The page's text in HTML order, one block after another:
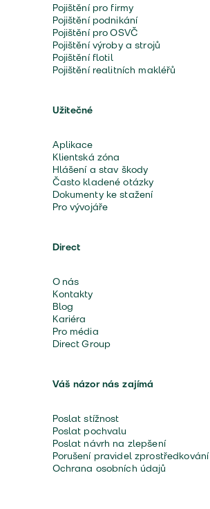
Pojištění pro firmy
Pojištění podnikání
Pojištění pro OSVČ
Pojištění výroby a strojů
Pojištění flotil
Pojištění realitních makléřů
Užitečné
Aplikace
Klientská zóna
Hlášení a stav škody
Často kladené otázky
Dokumenty ke stažení
Pro vývojáře
Direct
O nás
Kontakty
Blog
Kariéra
Pro média
Direct Group
Váš názor nás zajímá
Poslat stížnost
Poslat pochvalu
Poslat návrh na zlepšení
Porušení pravidel zprostředkování
Ochrana osobních údajů